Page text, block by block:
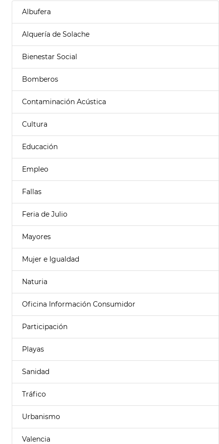
Albufera
Alquería de Solache
Bienestar Social
Bomberos
Contaminación Acústica
Cultura
Educación
Empleo
Fallas
Feria de Julio
Mayores
Mujer e Igualdad
Naturia
Oficina Información Consumidor
Participación
Playas
Sanidad
Tráfico
Urbanismo
Valencia